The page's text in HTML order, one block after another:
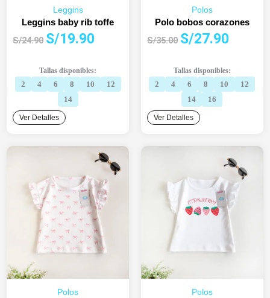
Leggins
Leggins baby rib toffe
S/24.90
El
era:
S/24.90.
S/19.90
es:
S/19.90.
Tallas disponibles:
2 4 6 8 10
12
14
Ver Detalles
Polos
Polo bobos corazones
S/35.00
El
era:
S/35.00.
S/27.90
es:
S/27.90.
Tallas disponibles:
2 4 6 8 10
12
14
16
Ver Detalles
Polos Polos